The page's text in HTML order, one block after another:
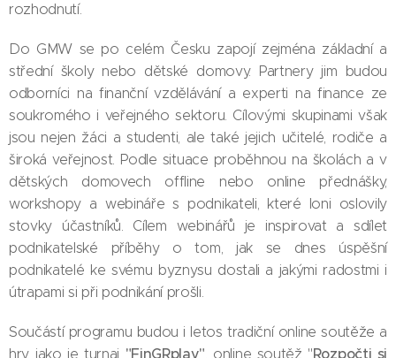
rozhodnutí.
Do GMW se po celém Česku zapojí zejména základní a
střední školy nebo dětské domovy. Partnery jim budou
odborníci na finanční vzdělávání a experti na finance ze
soukromého i veřejného sektoru. Cílovými skupinami však
jsou nejen žáci a studenti, ale také jejich učitelé, rodiče a
široká veřejnost. Podle situace proběhnou na školách a v
dětských domovech offline nebo online přednášky,
workshopy a webináře s podnikateli, které loni oslovily
stovky účastníků. Cílem webinářů je inspirovat a sdílet
podnikatelské příběhy o tom, jak se dnes úspěšní
podnikatelé ke svému byznysu dostali a jakými radostmi i
útrapami si při podnikání prošli.
Součástí programu budou i letos tradiční online soutěže a
hry, jako je turnaj "FinGRplay", online soutěž "Rozpočti si